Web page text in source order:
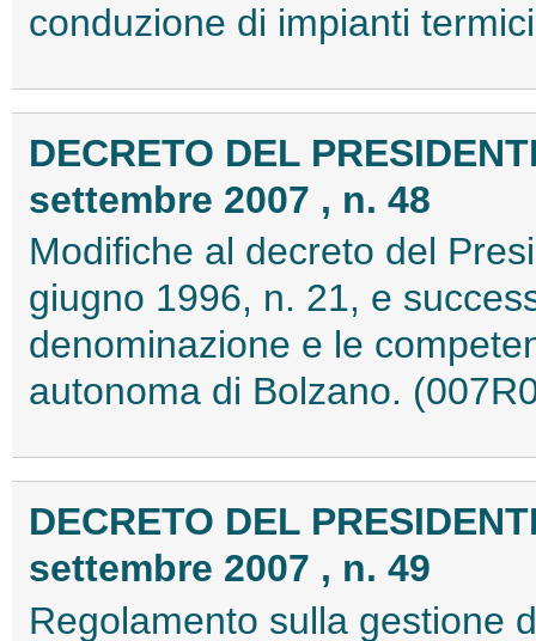
conduzione di impianti
DECRETO DEL
settembre 2007 , n. 48
Modifiche al decreto del
giugno 1996, n. 21, e
denominazione e le
autonoma di Bolzano.
DECRETO DEL
settembre 2007 , n. 49
Regolamento sulla gestione